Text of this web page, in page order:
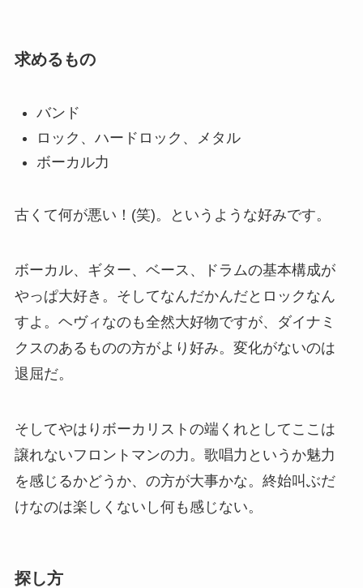
求めるもの
バンド
ロック、ハードロック、メタル
ボーカル力
古くて何が悪い！(笑)。というような好みです。
ボーカル、ギター、ベース、ドラムの基本構成が
やっぱ大好き。そしてなんだかんだとロックなん
すよ。ヘヴィなのも全然大好物ですが、ダイナミ
クスのあるものの方がより好み。変化がないのは
退屈だ。
そしてやはりボーカリストの端くれとしてここは
譲れないフロントマンの力。歌唱力というか魅力
を感じるかどうか、の方が大事かな。終始叫ぶだ
けなのは楽しくないし何も感じない。
探し方